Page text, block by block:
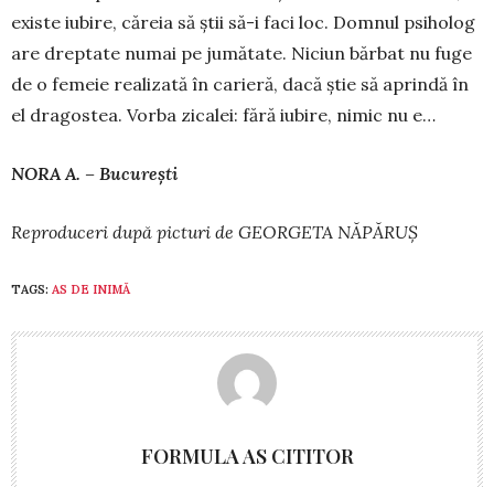
existe iu­bire, căreia să știi să-i faci loc. Domnul psi­holog
are dreptate numai pe jumătate. Niciun bărbat nu fuge
de o femeie realizată în carieră, dacă știe să aprindă în
el dragostea. Vorba zicalei: fără iubire, nimic nu e…
NORA A. – București
Reproduceri după picturi de GEORGETA NĂPĂRUȘ
TAGS: AS DE INIMĂ
FORMULA AS CITITOR